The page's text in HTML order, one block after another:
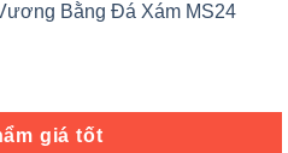
Bằng Đá Xám MS24
giá tốt